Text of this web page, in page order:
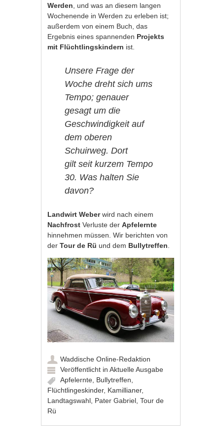
Werden , und was an diesem langen
Wochenende in Werden zu erleben ist;
außerdem von einem Buch, das
Ergebnis eines spannenden Projekts
mit Flüchtlingskindern ist.
Unsere Frage der
Woche dreht sich ums
Tempo; genauer
gesagt um die
Geschwindigkeit auf
dem oberen
Schuirweg. Dort
gilt seit kurzem Tempo
30. Was halten Sie
davon?
Landwirt Weberwird nach einem
Nachfrost Verluste derApfelernte
hinnehmen müssen. Wir berichten von
derTour de Rü und dem Bullytreffen
Waddische Online-Redaktion
Veröffentlicht inAktuelle Ausgabe
Apfelernte Bullytreffen
Flüchtlingeskinder, Kamillianer,
Landtagswahl Pater Gabriel ,Tour de
Rü